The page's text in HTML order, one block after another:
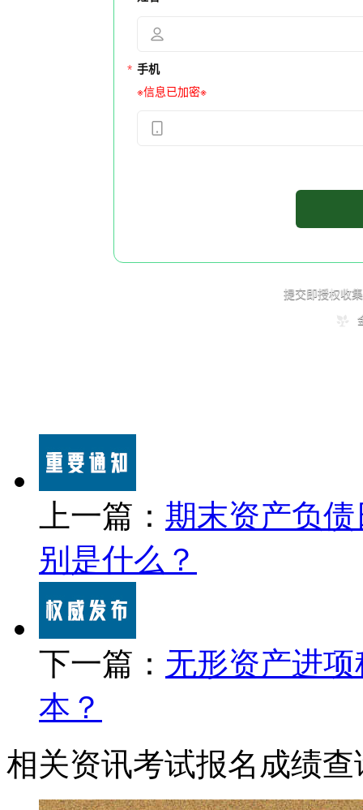
上一篇： 期末资产负
别是什么？
下一篇： 无形资产进
本？
相关资讯考试报名 成绩查